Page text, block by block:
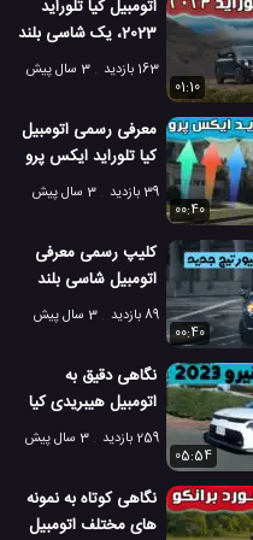
اتومبیل کیا تلوراید
2023، یک شاسی بلند
شگفت انگیز
163 بازدید
3 سال پیش
01:10
معرفی رسمی اتومبیل
کیا تلوراید ایکس پرو
2023
39 بازدید
3 سال پیش
00:40
کلیپ رسمی معرفی
اتومبیل شاسی بلند
جدید کیا اسپورتیج
89 بازدید
3 سال پیش
00:40
نگاهی دقیق به
اتومبیل هیبریدی کیا
نیرو 2023!
259 بازدید
3 سال پیش
05:54
نگاهی کوتاه به نمونه
های مختلف اتومبیل